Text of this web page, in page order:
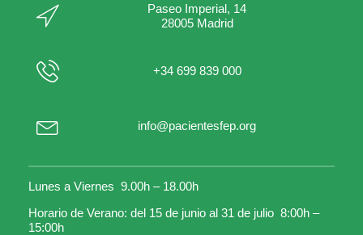
Paseo Imperial, 14
28005 Madrid
+34 699 839 000
info@pacientesfep.org
Lunes a Viernes 9.00h – 18.00h
Horario de Verano: del 15 de junio al 31 de julio 8:00h –
15:00h